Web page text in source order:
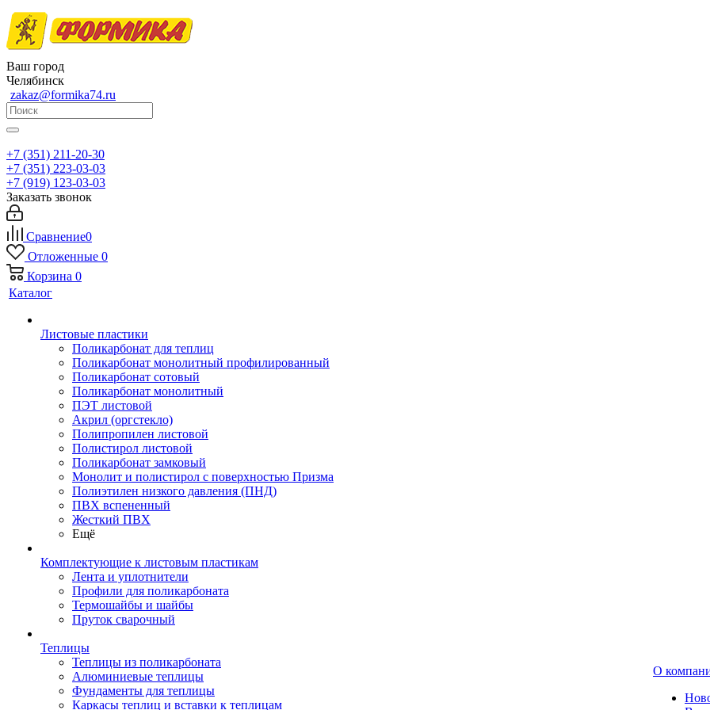
Ваш город
Челябинск
zakaz@formika74.ru
+7 (351) 211-20-30
+7 (351) 223-03-03
+7 (919) 123-03-03
Заказать звонок
Сравнение0
Отложенные 0
Корзина 0
Каталог
Листовые пластики
Поликарбонат для теплиц
Поликарбонат монолитный профилированный
Поликарбонат сотовый
Поликарбонат монолитный
ПЭТ листовой
Акрил (оргстекло)
Полипропилен листовой
Полистирол листовой
Поликарбонат замковый
Монолит и полистирол с поверхностью Призма
Полиэтилен низкого давления (ПНД)
ПВХ вспененный
Жесткий ПВХ
Ещё
Комплектующие к листовым пластикам
Лента и уплотнители
Профили для поликарбоната
Термошайбы и шайбы
Пруток сварочный
Теплицы
Теплицы из поликарбоната
Алюминиевые теплицы
Фундаменты для теплицы
Каркасы теплиц и вставки к теплицам
О